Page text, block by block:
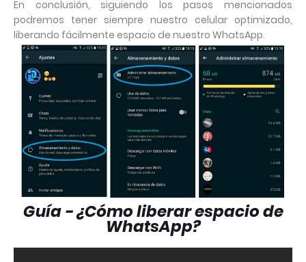
En conclusión, siguiendo los pasos mencionados
podremos tener siempre nuestro celular optimizado,
liberando fácilmente espacio de nuestro WhatsApp.
Guía - ¿Cómo liberar espacio de
WhatsApp?